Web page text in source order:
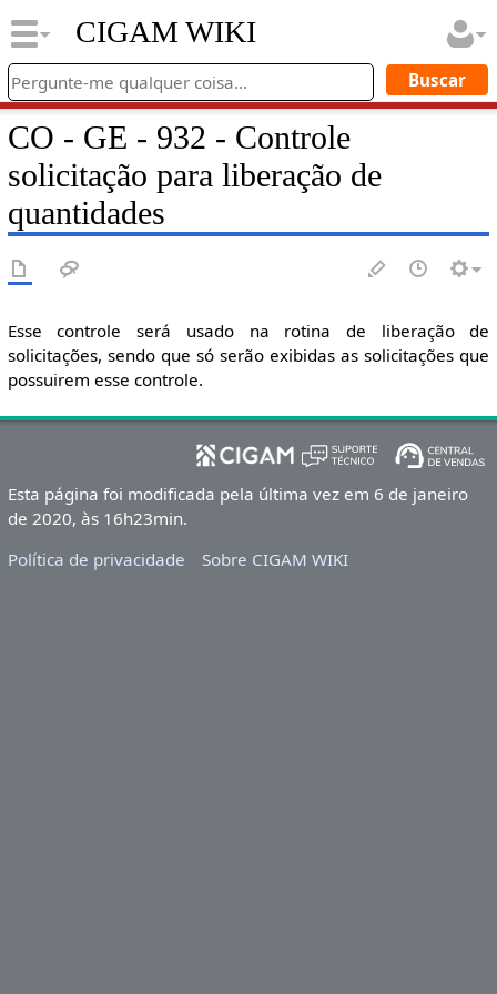
CIGAM WIKI
CO - GE - 932 - Controle
solicitação para liberação de
quantidades
Esse controle será usado na rotina de liberação de
solicitações, sendo que só serão exibidas as solicitações que
possuirem esse controle.
Esta página foi modificada pela última vez em 6 de janeiro
de 2020, às 16h23min.
Política de privacidade
Sobre CIGAM WIKI